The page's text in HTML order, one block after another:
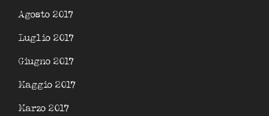
Agosto 2017
Luglio 2017
Giugno 2017
Maggio 2017
Marzo 2017